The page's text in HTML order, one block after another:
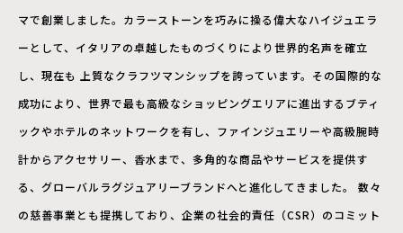
マで創業しました。カラーストーンを巧みに操る偉大なハイジュエラ
ーとして、イタリアの卓越したものづくりにより世界的名声を確立
し、現在も 上質なクラフツマンシップを誇っています。その国際的な
成功により、世界で最も高級なショッピングエリアに進出するブティ
ックやホテルのネットワークを有し、ファインジュエリーや高級腕時
計からアクセサリー、香水まで、多角的な商品やサービスを提供す
る、グローバルラグジュアリーブランドへと進化してきました。 数々
の慈善事業とも提携しており、企業の社会的責任（CSR）のコミット